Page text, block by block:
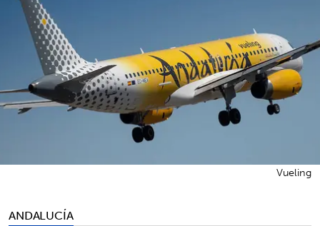
ANDALUCÍA
Vueling